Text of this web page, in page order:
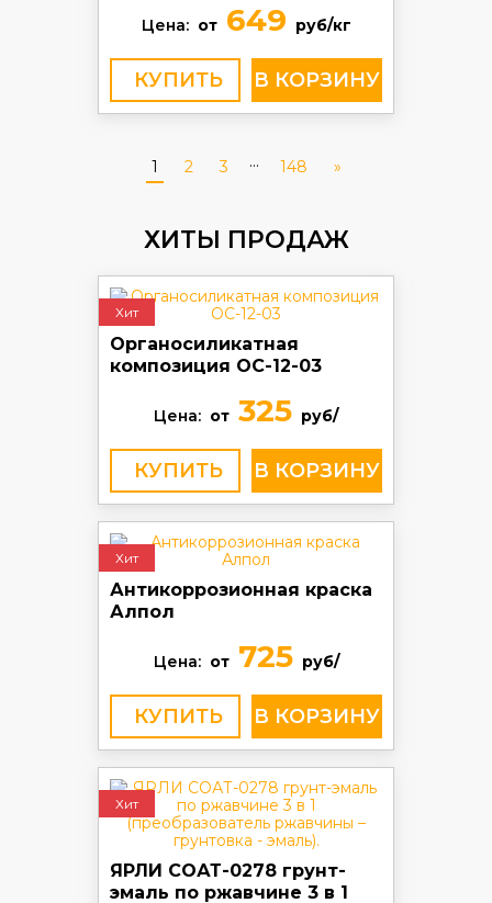
Цена: от649 руб/кг
КУПИТЬ
1 2 3 ... 148 »
ХИТЫ ПРОДАЖ
Хит
Органосиликатная
композиция ОС-12-03
Цена: от 325 руб/
КУПИТЬ
Хит
Антикоррозионная краска
Алпол
Цена: от725 руб/
КУПИТЬ
Хит
ЯРЛИ СОАТ-0278 грунт-
эмаль по ржавчине 3 в 1